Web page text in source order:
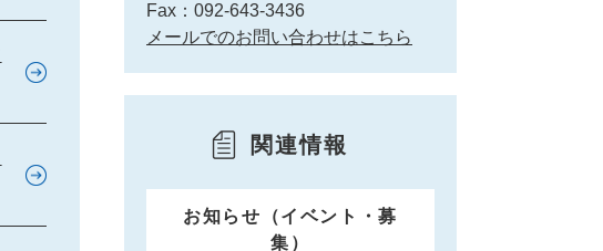
Fax：092-643-3436
メールでのお問い合わせはこちら
関連情報
お知らせ（イベント・募
集）